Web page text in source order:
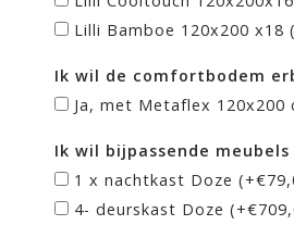
Lilli Bamboe 120x200 x18
Ik wil de comfortbodem
Ja, met Metaflex 120x200
Ik wil bijpassende
1 x nachtkast Doze
4- deurskast Doze